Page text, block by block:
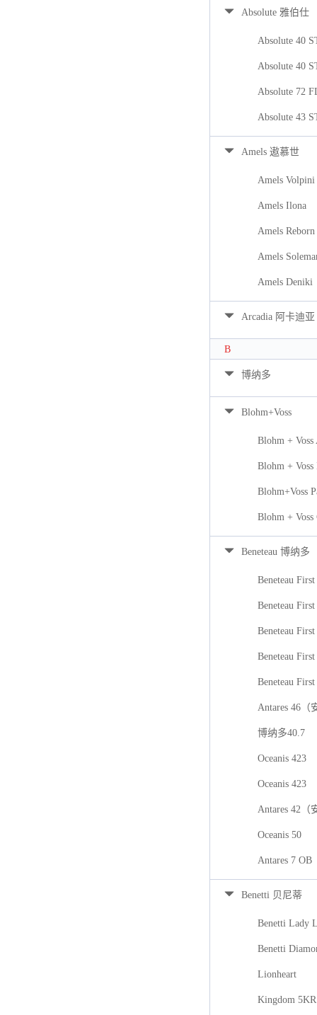
Absolute 雅伯仕
Absolute 40
Absolute 40
Absolute 72
Absolute 43
Amels 遨慕世
Amels Volpini
Amels Ilona
Amels
Amels
Amels Deniki
Arcadia 阿卡迪亚
B
博纳多
Blohm+Voss
Blohm + Voss
Blohm +
Blohm+Voss
Blohm + Voss
Beneteau 博纳多
Beneteau
Beneteau
Beneteau
Beneteau
Beneteau
Antares 46（
博纳多40.7
Oceanis 423
Oceanis 423
Antares 42（
Oceanis 50
Antares 7 OB
Benetti 贝尼蒂
Benetti Lady
Benetti
Lionheart
Kingdom 5KR